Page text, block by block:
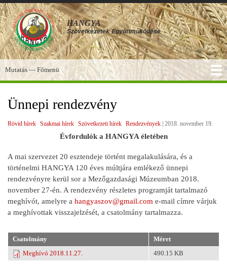
Ugrás
a
tartalomra
HANGYA
Szövetkezetek Együttműködése
Főmenü
Mutatás — Főmenü
Ünnepi rendezvény
Rövid hírek Szakmai hírek Szövetkezeti hírek Rendezvények 2018. november 19.
Évfordulók a HANGYA életében
A mai szervezet 20 esztendeje történt megalakulására, és a
történelmi HANGYA 120 éves múltjára emlékező ünnepi
rendezvényre kerül sor a Mezőgazdasági Múzeumban 2018.
november 27-én. A rendezvény részletes programját tartalmazó
meghívót, amelyre a hangyaszov@gmail.com e-mail címre várjuk
a meghívottak visszajelzését, a csatolmány tartalmazza.
Csatolmány
Méret
Meghívó 2018.11.27.
490.15 KB